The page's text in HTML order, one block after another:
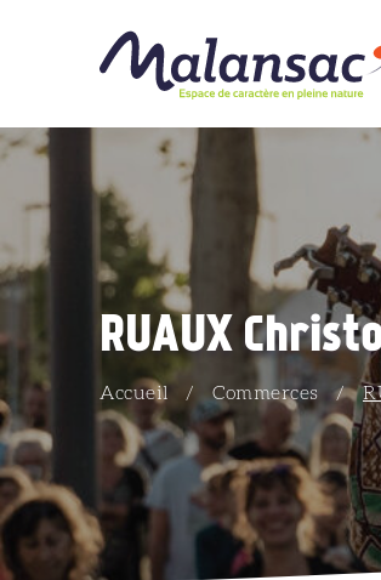
RUAUX
Accueil / Commerces /